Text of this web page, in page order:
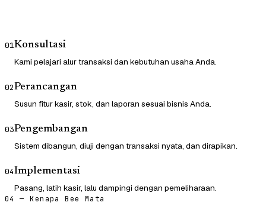
01Konsultasi
Kami pelajari alur transaksi dan kebutuhan usaha Anda.
02Perancangan
Susun fitur kasir, stok, dan laporan sesuai bisnis Anda.
03Pengembangan
Sistem dibangun, diuji dengan transaksi nyata, dan dirapikan.
04Implementasi
Pasang, latih kasir, lalu dampingi dengan pemeliharaan.
04 — Kenapa Bee Mata